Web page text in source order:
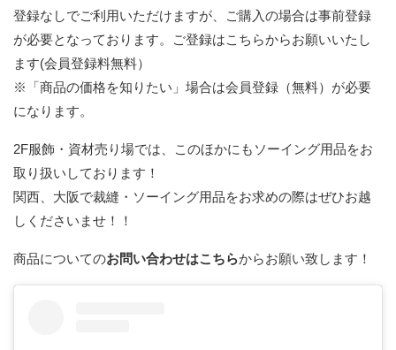
登録なしでご利用いただけますが、ご購入の場合は事前登録
が必要となっております。
ご登録はこちらからお願いいたし
ます(会員登録料無料）
※「商品の価格を知りたい」場合は会員登録（無料）が必要
になります。
2F服飾・資材売り場では、このほかにもソーイング用品をお
取り扱いしております！
関西、大阪で裁縫・ソーイング用品をお求めの際はぜひお越
しくださいませ！！
商品についてのお問い合わせはこちらからお願い致します！